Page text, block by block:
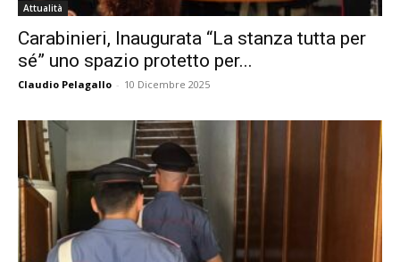
Attualità
Carabinieri, Inaugurata “La stanza tutta per
sé” uno spazio protetto per...
Claudio Pelagallo - 10 Dicembre 2025